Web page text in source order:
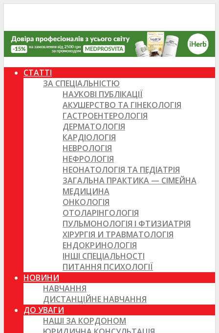
СТАТТІ
ЗА СПЕЦІАЛЬНІСТЮ
НАУКОВІ ПУБЛІКАЦІЇ
АКУШЕРСТВО ТА ГІНЕКОЛОГІЯ
ГАСТРОЕНТЕРОЛОГІЯ
ДЕРМАТОЛОГІЯ
КАРДІОЛОГІЯ
НЕВРОЛОГІЯ
НЕФРОЛОГІЯ
НЕОНАТОЛОГІЯ ТА ПЕДІАТРІЯ
ЗАГАЛЬНА ПРАКТИКА — СІМЕЙНА
МЕДИЦИНА
ОНКОЛОГІЯ
ОТОЛАРІНГОЛОГІЯ
ПУЛЬМОНОЛОГІЯ І ФТИЗИАТРІЯ
ХІРУРГІЯ И ТРАВМАТОЛОГІЯ
ЕНДОКРИНОЛОГІЯ
ІНШІ СПЕЦІАЛЬНОСТІ
ПИТАННЯ ПСИХОЛОГІЇ
НОВИНИ
НАВЧАННЯ
ДИСТАНЦІЙНЕ НАВЧАННЯ
ДО УВАГИ
НАШІ ЗА КОРДОНОМ